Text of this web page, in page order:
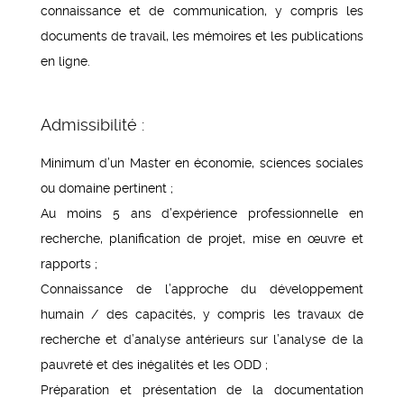
connaissance et de communication, y compris les
documents de travail, les mémoires et les publications
en ligne.
Admissibilité :
Minimum d’un Master en économie, sciences sociales
ou domaine pertinent ;
Au moins 5 ans d’expérience professionnelle en
recherche, planification de projet, mise en œuvre et
rapports ;
Connaissance de l’approche du développement
humain / des capacités, y compris les travaux de
recherche et d’analyse antérieurs sur l’analyse de la
pauvreté et des inégalités et les ODD ;
Préparation et présentation de la documentation